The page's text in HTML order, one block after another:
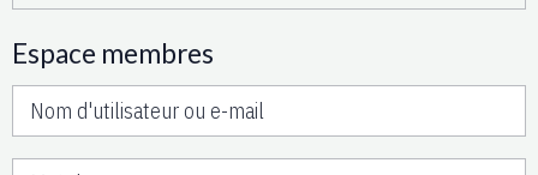
Espace membres